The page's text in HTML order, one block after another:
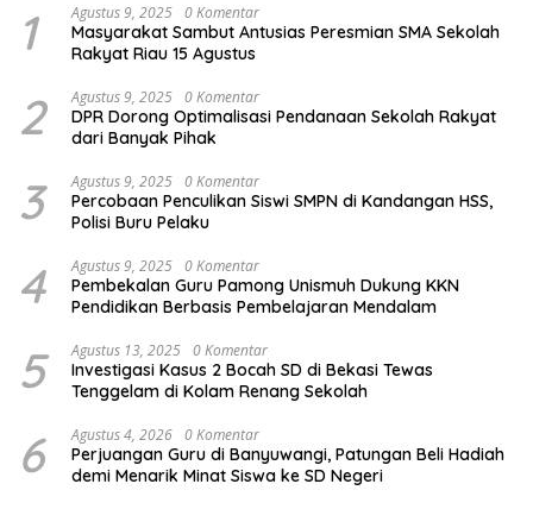
1 Agustus 9, 2025 0 Komentar
Masyarakat Sambut Antusias Peresmian SMA Sekolah
Rakyat Riau 15 Agustus
2 Agustus 9, 2025 0 Komentar
DPR Dorong Optimalisasi Pendanaan Sekolah Rakyat
dari Banyak Pihak
3 Agustus 9, 2025 0 Komentar
Percobaan Penculikan Siswi SMPN di Kandangan HSS,
Polisi Buru Pelaku
4 Agustus 9, 2025 0 Komentar
Pembekalan Guru Pamong Unismuh Dukung KKN
Pendidikan Berbasis Pembelajaran Mendalam
5 Agustus 13, 2025 0 Komentar
Investigasi Kasus 2 Bocah SD di Bekasi Tewas
Tenggelam di Kolam Renang Sekolah
6 Agustus 4, 2026 0 Komentar
Perjuangan Guru di Banyuwangi, Patungan Beli Hadiah
demi Menarik Minat Siswa ke SD Negeri